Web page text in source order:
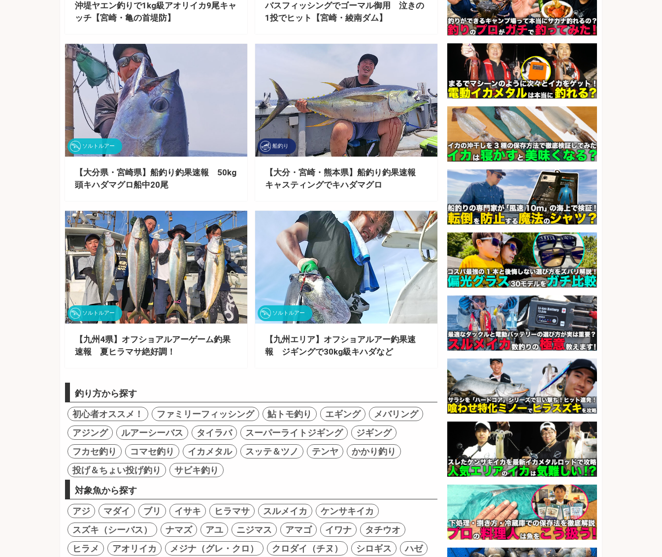
沖堤ヤエン釣りで1kg級アオリイカ9尾キャ
ッチ【宮崎・亀の首堤防】
バスフィッシングでゴーマル御用 泣きの
1投でヒット【宮崎・綾南ダム】
ソルトルアー
【大分県・宮崎県】船釣り釣果速報 50kg
頭キハダマグロ船中20尾
船釣り
【大分・宮崎・熊本県】船釣り釣果速報
キャスティングでキハダマグロ
ソルトルアー
【九州4県】オフショアルアーゲーム釣果
速報 夏ヒラマサ絶好調！
ソルトルアー
【九州エリア】オフショアルアー釣果速
報 ジギングで30kg級キハダなど
釣り方から探す
初心者オススメ！
ファミリーフィッシング 鮎トモ釣り エギング
メバリング
アジング
ルアーシーバス タイラバ スーパーライトジギング
ジギング
フカセ釣り
コマセ釣り イカメタル スッテ＆ツノ テンヤ
かかり釣り
投げ＆ちょい投げ釣り
サビキ釣り
対象魚から探す
アジ
マダイ ブリ イサキ ヒラマサ スルメイカ
ケンサキイカ
スズキ（シーバス）
ナマズ アユ ニジマス アマゴ イワナ
タチウオ
ヒラメ
アオリイカ メジナ（グレ・クロ） クロダイ（チヌ） シロギス ハゼ
会社名 オーケー株式会社
sponsored by 求人ボックス
レジカウンター/夕方勤務で時給UP
お釣りの計算不要の簡単レジ1日2
時間
会社名 オーケー株式会社
レジカウンター/夕方勤務で時給UP
お釣りの計算不要の簡単レジ1日2
時間
会社名 オーケー株式会社
sponsored by 求人ボックス
レジカウンター/お釣りの計算不要
の簡単レジ 未経験も安心の研修あ
り1日2h
会社名 オーケー株式会社
sponsored by 求人ボックス
レジカウンター/お釣りの計算不要
の簡単レジ 未経験も安心の研修あ
り1日2h
会社名 オーケー株式会社
sponsored by 求人ボックス
さらに求人情報を見る